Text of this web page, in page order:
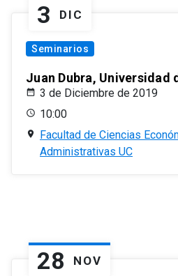
3 DIC
Seminarios
Juan Dubra, Universidad
3 de Diciembre de 2019
10:00
Facultad de Ciencias
Administrativas UC
28 NOV